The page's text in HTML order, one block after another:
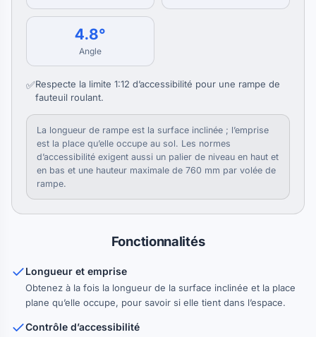
4.8°
Angle
✅Respecte la limite 1:12 d’accessibilité pour une rampe de
fauteuil roulant.
La longueur de rampe est la surface inclinée ; l’emprise
est la place qu’elle occupe au sol. Les normes
d’accessibilité exigent aussi un palier de niveau en haut et
en bas et une hauteur maximale de 760 mm par volée de
rampe.
Fonctionnalités
Longueur et emprise
Obtenez à la fois la longueur de la surface inclinée et la place
plane qu’elle occupe, pour savoir si elle tient dans l’espace.
Contrôle d’accessibilité